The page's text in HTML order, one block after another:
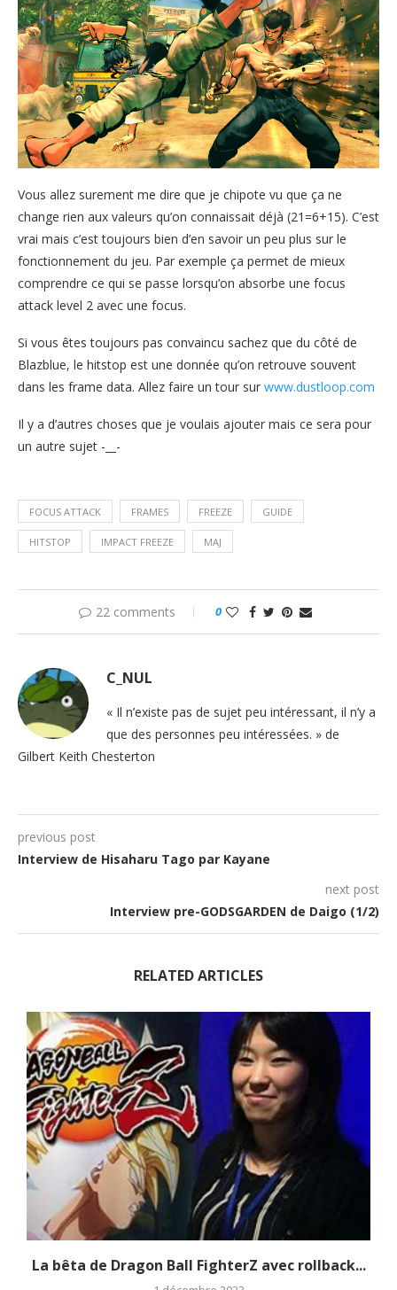
Vous allez surement me dire que je chipote vu que ça ne
change rien aux valeurs qu’on connaissait déjà (21=6+15). C’est
vrai mais c’est toujours bien d’en savoir un peu plus sur le
fonctionnement du jeu. Par exemple ça permet de mieux
comprendre ce qui se passe lorsqu’on absorbe une focus
attack level 2 avec une focus.
Si vous êtes toujours pas convaincu sachez que du côté de
Blazblue, le hitstop est une donnée qu’on retrouve souvent
dans les frame data. Allez faire un tour sur www.dustloop.com
Il y a d’autres choses que je voulais ajouter mais ce sera pour
un autre sujet -__-
FOCUS ATTACK FRAMES FREEZE GUIDE
HITSTOP IMPACT FREEZE MAJ
22 comments 0
C_NUL
« Il n’existe pas de sujet peu intéressant, il n’y a
que des personnes peu intéressées. » de
Gilbert Keith Chesterton
previous post
Interview de Hisaharu Tago par Kayane
next post
Interview pre-GODSGARDEN de Daigo (1/2)
RELATED ARTICLES
La bêta de Dragon Ball FighterZ avec rollback...